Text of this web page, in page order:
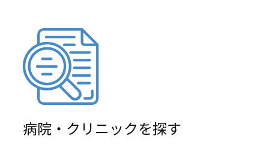
病院・クリニックを探す